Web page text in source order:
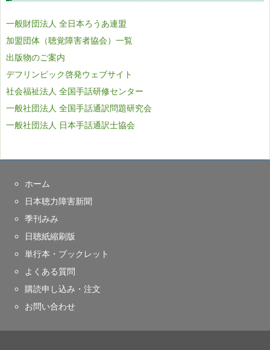
一般財団法人 全日本ろうあ連盟
加盟団体（聴覚障害者協会）一覧
出版物のご案内
デフリンピック啓発ウェブサイト
社会福祉法人 全国手話研修センター
一般社団法人 全国手話通訳問題研究会
一般社団法人 日本手話通訳士協会
ホーム
日本聴力障害新聞
季刊みみ
日聴紙縮刷版
単行本・ブックレット
よくある質問
購読申し込み・注文
お問い合わせ